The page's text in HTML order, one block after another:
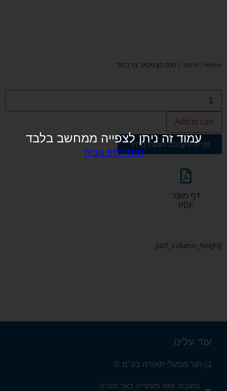
Home
/ שטוצר / פנס מון סטאר צד כפול
Add to cart
פנייה לקבלת הצעת מחיר
דף מוצר
PDF
[acf_column_height]
עוד עלינו
בן-חור מפעלי תאורה בע"מ ©
כתובת: אזור תעשייה באר טוביה
עמוד זה ניתן לצפייה ממחשב בלבד
חזרה לדף הבית